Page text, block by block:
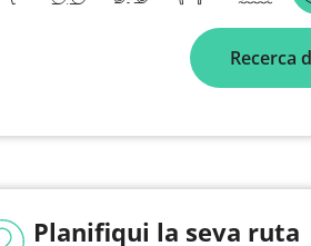
Recerca
Planifiqui la seva ruta